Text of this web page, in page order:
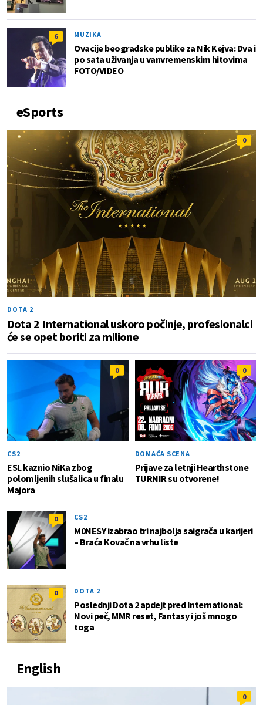
6 MUZIKA
Ovacije beogradske publike za Nik Kejva: Dva i
po sata uživanja u vanvremenskim hitovima
FOTO/VIDEO
eSports
0
DOTA 2
Dota 2 International uskoro počinje, profesionalci
će se opet boriti za milione
0
CS2
ESL kaznio NiKa zbog
polomljenih slušalica u finalu
Majora
0
DOMAĆA SCENA
Prijave za letnji Hearthstone
TURNIR su otvorene!
0 CS2
M0NESY izabrao tri najbolja saigrača u karijeri
– Braća Kovač na vrhu liste
0 DOTA 2
Poslednji Dota 2 apdejt pred International:
Novi peč, MMR reset, Fantasy i još mnogo
toga
English
0